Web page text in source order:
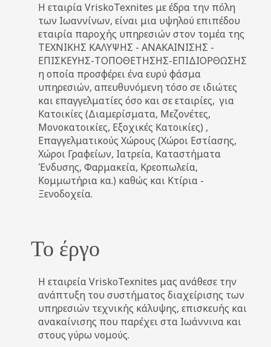
Η εταιρία VriskoTexnites με έδρα την πόλη
των Ιωαννίνων, είναι μια υψηλού επιπέδου
εταιρία παροχής υπηρεσιών στον τομέα της
ΤΕΧΝΙΚΗΣ ΚΑΛΥΨΗΣ - ΑΝΑΚΑΙΝΙΣΗΣ -
ΕΠΙΣΚΕΥΗΣ-ΤΟΠΟΘΕΤΗΣΗΣ-ΕΠΙΔΙΟΡΘΩΣΗΣ
η οποία προσφέρει ένα ευρύ φάσμα
υπηρεσιών, απευθυνόμενη τόσο σε ιδιώτες
και επαγγελματίες όσο και σε εταιρίες, για
Κατοικίες (Διαμερίσματα, Μεζονέτες,
Μονοκατοικίες, Εξοχικές Κατοικίες) ,
Επαγγελματικούς Χώρους (Χώροι Εστίασης,
Χώροι Γραφείων, Ιατρεία, Καταστήματα
Ένδυσης, Φαρμακεία, Κρεοπωλεία,
Κομμωτήρια κα.) καθώς και Κτίρια -
Ξενοδοχεία.
Το έργο
Η εταιρεία VriskoTexnites μας ανάθεσε την
ανάπτυξη του συστήματος διαχείρισης των
υπηρεσιών τεχνικής κάλυψης, επισκευής και
ανακαίνισης που παρέχει στα Ιωάννινα και
στους γύρω νομούς.